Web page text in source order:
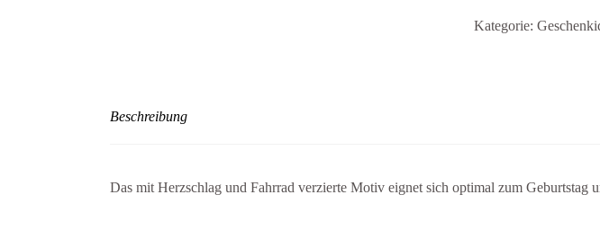
Kategorie:
Beschreibung
Das mit Herzschlag und Fahrrad verzierte Motiv eignet sich optimal zum Geburtstag